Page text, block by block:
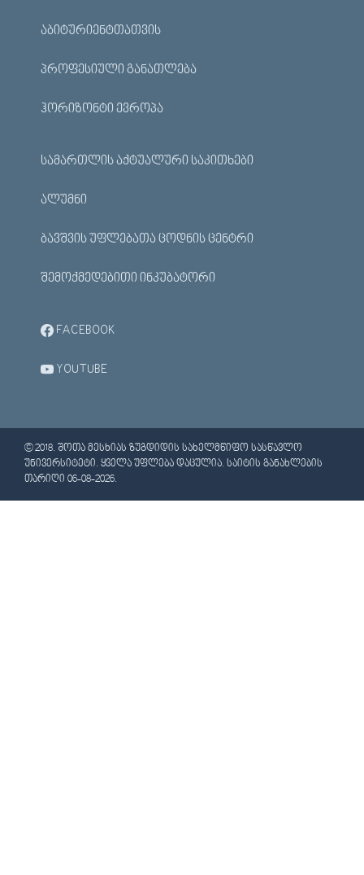
ᲐᲑᲘᲢᲣᲠᲘᲔᲜᲢᲗᲐᲗᲕᲘᲡ
ᲞᲠᲝᲤᲔᲡᲘᲣᲚᲘ ᲒᲐᲜᲐᲗᲚᲔᲑᲐ
ᲰᲝᲠᲘᲖᲝᲜᲢᲘ ᲔᲕᲠᲝᲞᲐ
ᲡᲐᲛᲐᲠᲗᲚᲘᲡ ᲐᲥᲢᲣᲐᲚᲣᲠᲘ ᲡᲐᲙᲘᲗᲮᲔᲑᲘ
ᲐᲚᲣᲛᲜᲘ
ᲑᲐᲕᲨᲕᲘᲡ ᲣᲤᲚᲔᲑᲐᲗᲐ ᲪᲝᲓᲜᲘᲡ ᲪᲔᲜᲢᲠᲘ
ᲨᲔᲛᲝᲥᲛᲔᲓᲔᲑᲘᲗᲘ ᲘᲜᲙᲣᲑᲐᲢᲝᲠᲘ
FACEBOOK
YOUTUBE
© 2018. ᲨᲝᲗᲐ ᲛᲔᲡᲮᲘᲐᲡ ᲖᲣᲒᲓᲘᲓᲘᲡ ᲡᲐᲮᲔᲚᲛᲬᲘᲤᲝ ᲡᲐᲡᲬᲐᲕᲚᲝ
ᲣᲜᲘᲕᲔᲠᲡᲘᲢᲔᲢᲘ. ᲧᲕᲔᲚᲐ ᲣᲤᲚᲔᲑᲐ ᲓᲐᲪᲣᲚᲘᲐ. ᲡᲐᲘᲢᲘᲡ ᲒᲐᲜᲐᲮᲚᲔᲑᲘᲡ
ᲗᲐᲠᲘᲦᲘ 06-08-2026.